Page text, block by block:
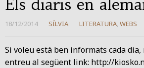
Els diaris en
18/12/2014 SÍLVIA LITERATURA, WEBS
Si voleu està ben informats cada dia,
entreu al següent link: http://